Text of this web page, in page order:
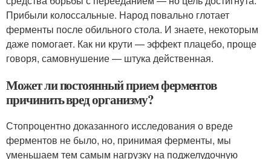
Прибыли колоссальные. Народ повально глотает
ферменты после обильного стола. И знаете, некоторым
даже помогает. Как ни крути — эффект плацебо, проще
говоря, самовнушение — штука действенная.
Может ли постоянный прием ферментов
причинить вред организму?
Стопроцентно доказанного исследования о вреде
ферментов не было, но, принимая ферменты, мы
уменьшаем тем самым нагрузку на поджелудочную